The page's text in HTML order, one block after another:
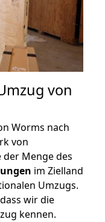
von
Worms nach
von
der Menge des
im Zielland
Umzugs.
wir die
kennen.